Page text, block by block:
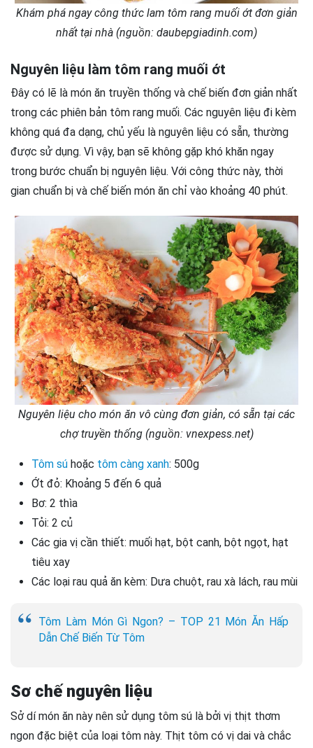
Khám phá ngay công thức lam tôm rang muối ớt đơn giản
nhất tại nhà (nguồn: daubepgiadinh.com)
Nguyên liệu làm tôm rang muối ớt
Đây có lẽ là món ăn truyền thống và chế biến đơn giản nhất
trong các phiên bản tôm rang muối. Các nguyên liệu đi kèm
không quá đa dạng, chủ yếu là nguyên liệu có sẵn, thường
được sử dụng. Vì vậy, bạn sẽ không gặp khó khăn ngay
trong bước chuẩn bị nguyên liệu. Với công thức này, thời
gian chuẩn bị và chế biến món ăn chỉ vào khoảng 40 phút.
Nguyên liệu cho món ăn vô cùng đơn giản, có sẵn tại các
chợ truyền thống (nguồn: vnexpess.net)
Tôm sú hoặc tôm càng xanh: 500g
Ớt đỏ: Khoảng 5 đến 6 quả
Bơ: 2 thìa
Tỏi: 2 củ
Các gia vị cần thiết: muối hạt, bột canh, bột ngọt, hạt
tiêu xay
Các loại rau quả ăn kèm: Dưa chuột, rau xà lách, rau mùi
Tôm Làm Món Gì Ngon? – TOP 21 Món Ăn Hấp
Dẫn Chế Biến Từ Tôm
Sơ chế nguyên liệu
Sở dí món ăn này nên sử dụng tôm sú là bởi vị thịt thơm
ngon đặc biệt của loại tôm này. Thịt tôm có vị dai và chắc